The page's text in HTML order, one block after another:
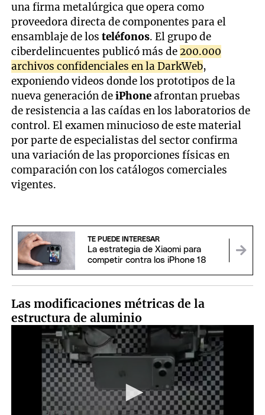
una firma metalúrgica que opera como
proveedora directa de componentes para el
ensamblaje de losteléfonos. El grupo de
ciberdelincuentes publicó más de 200.000
archivos confidenciales en la DarkWeb,
exponiendo videos donde los prototipos de la
nueva generación deiPhoneafrontan pruebas
de resistencia a las caídas en los laboratorios de
control. El examen minucioso de este material
por parte de especialistas del sector confirma
una variación de las proporciones físicas en
comparación con los catálogos comerciales
vigentes.
TE PUEDE INTERESAR
La estrategia de Xiaomi para
competir contra los iPhone 18
Las modificaciones métricas de la
estructura de aluminio